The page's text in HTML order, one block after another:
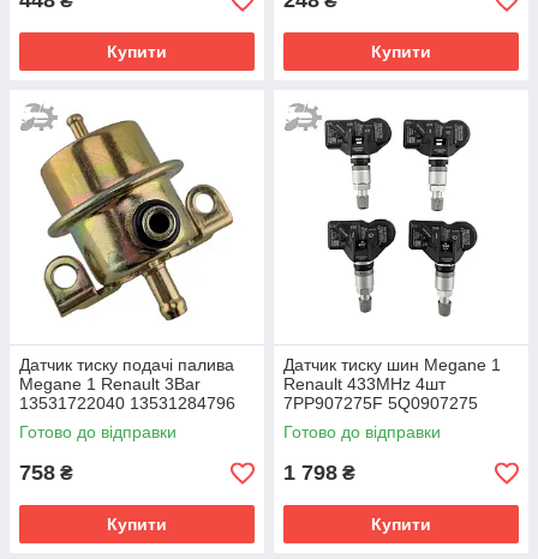
Купити Купити
Датчик тиску подачі палива
Megane 1 Renault 3Bar
13531722040 13531284796
13531722039 13531711540
Готово до відправки
758 ₴
Купити
Датчик тиску шин Megane 1
Renault 433MHz 4шт
7PP907275F 5Q0907275
5Q0907275B
Готово до відправки
1 798 ₴
Купити